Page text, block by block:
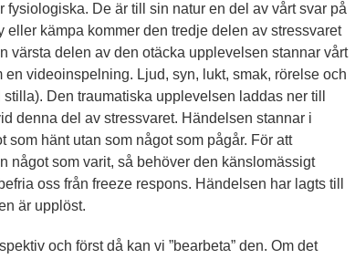
De är till sin natur en del av vårt svar på
kämpa kommer den tredje delen av stressvaret
värsta delen av den otäcka upplevelsen stannar vårt
videoinspelning. Ljud, syn, lukt, smak, rörelse och
Den traumatiska upplevelsen laddas ner till
denna del av stressvaret. Händelsen stannar i
hänt utan som något som pågår. För att
något som varit, så behöver den känslomässigt
oss från freeze respons. Händelsen har lagts till
är upplöst.
och först då kan vi ”bearbeta” den. Om det